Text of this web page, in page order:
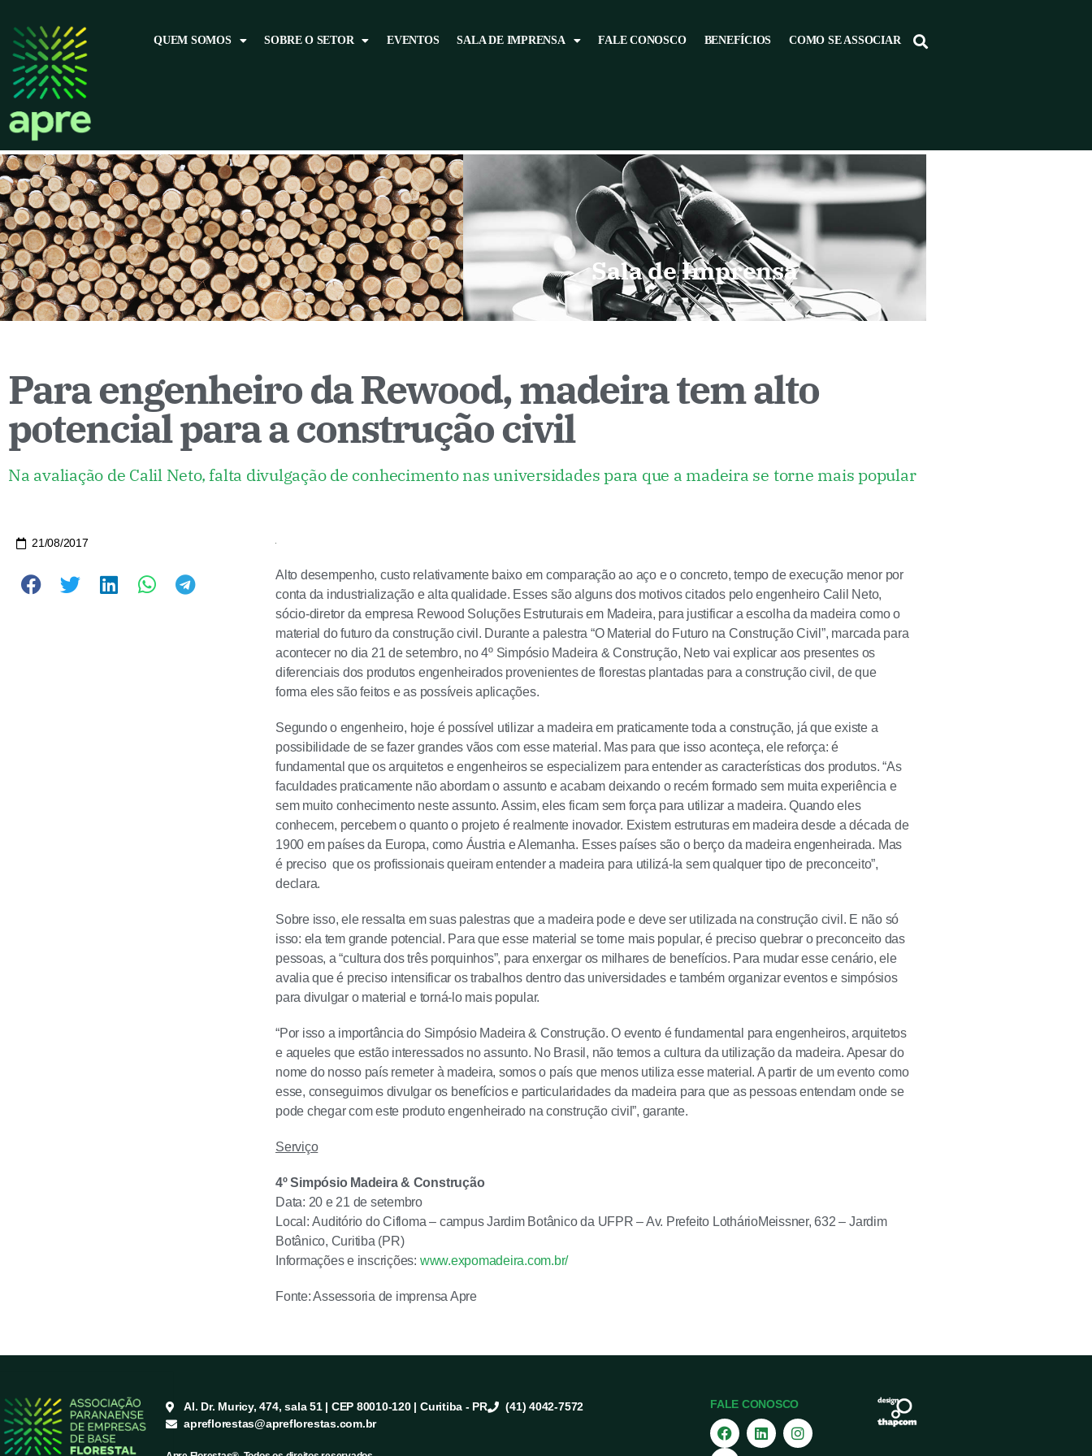
QUEM SOMOS SOBRE O SETOR EVENTOS SALA DE IMPRENSA FALE CONOSCO BENEFÍCIOS COMO SE ASSOCIAR
Sala de Imprensa
Para engenheiro da Rewood, madeira tem alto
potencial para a construção civil
Na avaliação de Calil Neto, falta divulgação de conhecimento nas universidades para que a madeira se torne mais popular
21/08/2017
Alto desempenho, custo relativamente baixo em comparação ao aço e o concreto, tempo de execução menor por
conta da industrialização e alta qualidade. Esses são alguns dos motivos citados pelo engenheiro Calil Neto,
sócio-diretor da empresa Rewood Soluções Estruturais em Madeira, para justificar a escolha da madeira como o
material do futuro da construção civil. Durante a palestra “O Material do Futuro na Construção Civil”, marcada para
acontecer no dia 21 de setembro, no 4º Simpósio Madeira & Construção, Neto vai explicar aos presentes os
diferenciais dos produtos engenheirados provenientes de florestas plantadas para a construção civil, de que
forma eles são feitos e as possíveis aplicações.
Segundo o engenheiro, hoje é possível utilizar a madeira em praticamente toda a construção, já que existe a
possibilidade de se fazer grandes vãos com esse material. Mas para que isso aconteça, ele reforça: é
fundamental que os arquitetos e engenheiros se especializem para entender as características dos produtos. “As
faculdades praticamente não abordam o assunto e acabam deixando o recém formado sem muita experiência e
sem muito conhecimento neste assunto. Assim, eles ficam sem força para utilizar a madeira. Quando eles
conhecem, percebem o quanto o projeto é realmente inovador. Existem estruturas em madeira desde a década de
1900 em países da Europa, como Áustria e Alemanha. Esses países são o berço da madeira engenheirada. Mas
é preciso que os profissionais queiram entender a madeira para utilizá-la sem qualquer tipo de preconceito”,
declara.
Sobre isso, ele ressalta em suas palestras que a madeira pode e deve ser utilizada na construção civil. E não só
isso: ela tem grande potencial. Para que esse material se torne mais popular, é preciso quebrar o preconceito das
pessoas, a “cultura dos três porquinhos”, para enxergar os milhares de benefícios. Para mudar esse cenário, ele
avalia que é preciso intensificar os trabalhos dentro das universidades e também organizar eventos e simpósios
para divulgar o material e torná-lo mais popular.
“Por isso a importância do Simpósio Madeira & Construção. O evento é fundamental para engenheiros, arquitetos
e aqueles que estão interessados no assunto. No Brasil, não temos a cultura da utilização da madeira. Apesar do
nome do nosso país remeter à madeira, somos o país que menos utiliza esse material. A partir de um evento como
esse, conseguimos divulgar os benefícios e particularidades da madeira para que as pessoas entendam onde se
pode chegar com este produto engenheirado na construção civil”, garante.
Serviço
4º Simpósio Madeira & Construção
Data: 20 e 21 de setembro
Local: Auditório do Cifloma – campus Jardim Botânico da UFPR – Av. Prefeito LothárioMeissner, 632 – Jardim
Botânico, Curitiba (PR)
Informações e inscrições: www.expomadeira.com.br/
Fonte: Assessoria de imprensa Apre
Al. Dr. Muricy, 474, sala 51 | CEP 80010-120 | Curitiba - PR
(41) 4042-7572
apreflorestas@apreflorestas.com.br
FALE CONOSCO